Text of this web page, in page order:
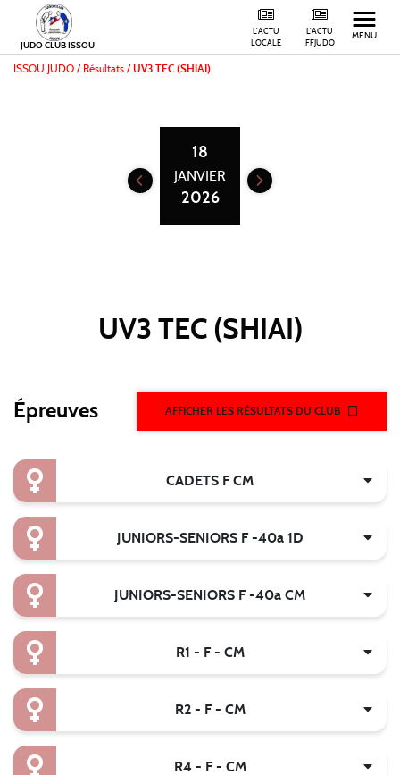
JUDO CLUB ISSOU
L'ACTU
FFJUDO
L'ACTU
LOCALE
MENU
ISSOU JUDO / Résultats / UV3 TEC (SHIAI)
18
JANVIER
2026
UV3 TEC (SHIAI)
Épreuves AFFICHER LES RÉSULTATS DU CLUB
CADETS F CM
JUNIORS-SENIORS F -40a 1D
JUNIORS-SENIORS F -40a CM
R1 - F - CM
R2 - F - CM
R4 - F - CM